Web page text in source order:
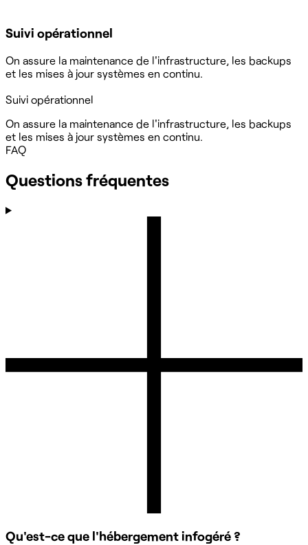
Suivi opérationnel
On assure la maintenance de l'infrastructure, les backups
et les mises à jour systèmes en continu.
Suivi opérationnel
On assure la maintenance de l'infrastructure, les backups
et les mises à jour systèmes en continu.
FAQ
Questions fréquentes
Qu'est-ce que l'hébergement infogéré ?